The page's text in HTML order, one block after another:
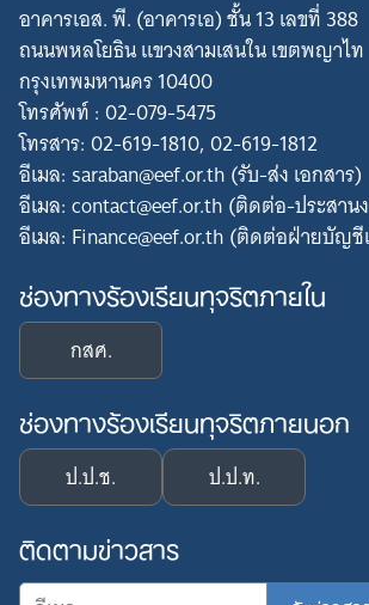
อาคารเอส. พี. (อาคารเอ) ชั้น 13 เลขที่ 388
ถนนพหลโยธิน แขวงสามเสนใน เขตพญาไท
กรุงเทพมหานคร 10400
โทรศัพท์ : 02-079-5475
โทรสาร: 02-619-1810, 02-619-1812
อีเมล: saraban@eef.or.th (รับ-ส่ง เอกสาร)
อีเมล: contact@eef.or.th (ติดต่อ-ประสาน
อีเมล: Finance@eef.or.th (ติดต่อฝ่ายบัญชี
ช่องทางร้องเรียนทุจริตภายใน
กสศ.
ช่องทางร้องเรียนทุจริตภายนอก
ป.ป.ช. ป.ป.ท.
ติดตามข่าวสาร